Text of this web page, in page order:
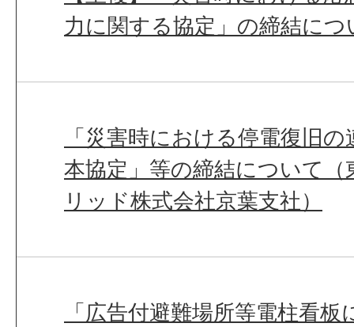
力に関する協定」の締結につ
「災害時における停電復旧
本協定」等の締結について
リッド株式会社京葉支社）
「広告付避難場所等電柱看